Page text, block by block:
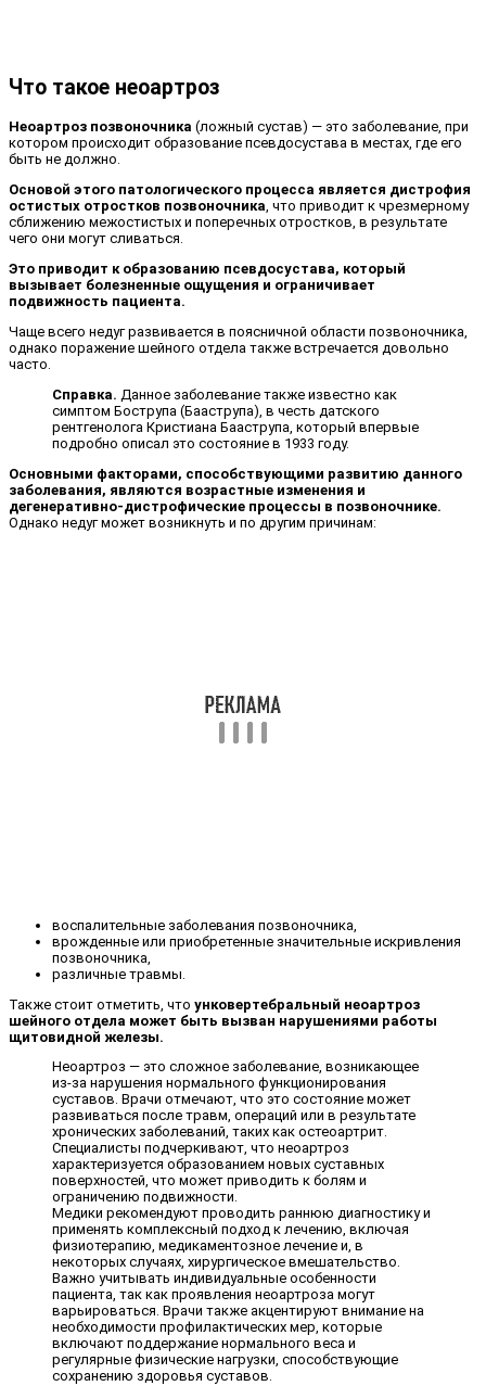
Что такое неоартроз
Неоартроз позвоночника (ложный сустав) — это заболевание, при
котором происходит образование псевдосустава в местах, где его
быть не должно.
Основой этого патологического процесса является дистрофия
остистых отростков позвоночника , что приводит к чрезмерному
сближению межостистых и поперечных отростков, в результате
чего они могут сливаться.
Это приводит к образованию псевдосустава, который
вызывает болезненные ощущения и ограничивает
подвижность пациента.
Чаще всего недуг развивается в поясничной области позвоночника,
однако поражение шейного отдела также встречается довольно
часто.
Справка. Данное заболевание также известно как
симптом Бострупа (Бааструпа), в честь датского
рентгенолога Кристиана Бааструпа, который впервые
подробно описал это состояние в 1933 году.
Основными факторами, способствующими развитию данного
заболевания, являются возрастные изменения и
дегенеративно-дистрофические процессы в позвоночнике.
Однако недуг может возникнуть и по другим причинам:
воспалительные заболевания позвоночника,
врожденные или приобретенные значительные искривления
позвоночника,
различные травмы.
Также стоит отметить, что унковертебральный неоартроз
шейного отдела может быть вызван нарушениями работы
щитовидной железы.
Неоартроз — это сложное заболевание, возникающее
из-за нарушения нормального функционирования
суставов. Врачи отмечают, что это состояние может
развиваться после травм, операций или в результате
хронических заболеваний, таких как остеоартрит.
Специалисты подчеркивают, что неоартроз
характеризуется образованием новых суставных
поверхностей, что может приводить к болям и
ограничению подвижности.
Медики рекомендуют проводить раннюю диагностику и
применять комплексный подход к лечению, включая
физиотерапию, медикаментозное лечение и, в
некоторых случаях, хирургическое вмешательство.
Важно учитывать индивидуальные особенности
пациента, так как проявления неоартроза могут
варьироваться. Врачи также акцентируют внимание на
необходимости профилактических мер, которые
включают поддержание нормального веса и
регулярные физические нагрузки, способствующие
сохранению здоровья суставов.